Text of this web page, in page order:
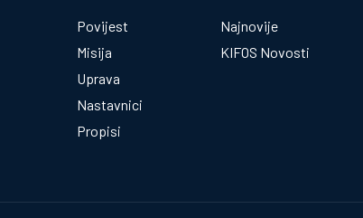
Povijest
Misija
Uprava
Nastavnici
Propisi
Najnovije
KIFOS Novosti